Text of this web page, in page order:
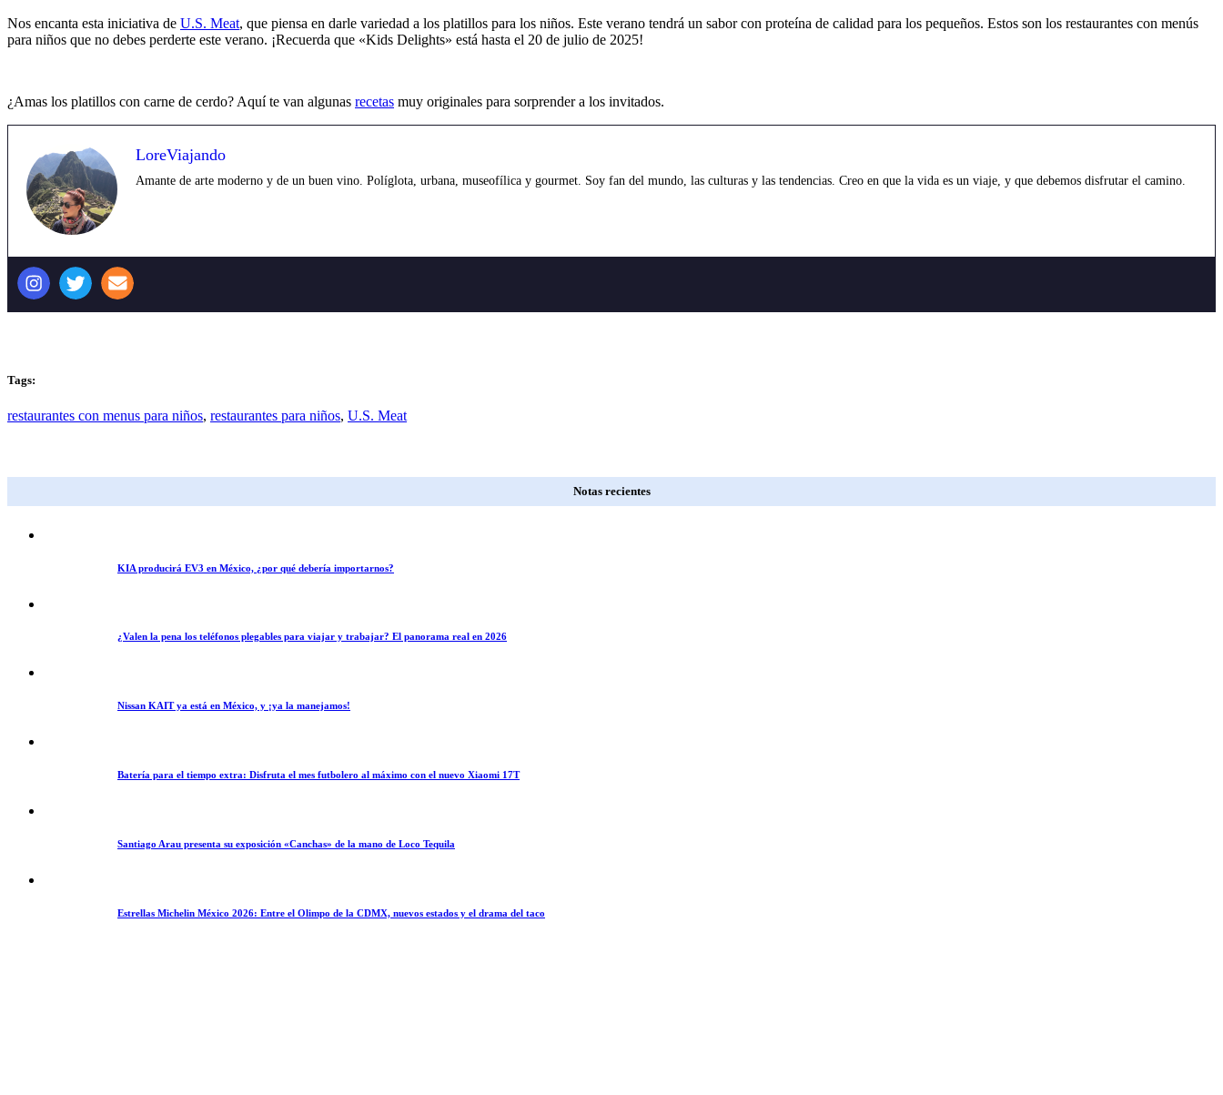
Nos encanta esta iniciativa de U.S. Meat, que piensa en darle variedad a los platillos para los niños. Este verano tendrá un sabor con proteína de calidad para los pequeños. Estos son los restaurantes con menús
para niños que no debes perderte este verano. ¡Recuerda que «Kids Delights» está hasta el 20 de julio de 2025!
¿Amas los platillos con carne de cerdo? Aquí te van algunas recetas muy originales para sorprender a los invitados.
LoreViajando
Amante de arte moderno y de un buen vino. Políglota, urbana, museofílica y gourmet. Soy fan del mundo, las culturas y las tendencias. Creo en que la vida es un viaje, y que debemos disfrutar el camino.
Tags:
restaurantes con menus para niños, restaurantes para niños, U.S. Meat
Notas recientes
KIA producirá EV3 en México, ¿por qué debería importarnos?
¿Valen la pena los teléfonos plegables para viajar y trabajar? El panorama real en 2026
Nissan KAIT ya está en México, y ¡ya la manejamos!
Batería para el tiempo extra: Disfruta el mes futbolero al máximo con el nuevo Xiaomi 17T
Santiago Arau presenta su exposición «Canchas» de la mano de Loco Tequila
Estrellas Michelin México 2026: Entre el Olimpo de la CDMX, nuevos estados y el drama del taco